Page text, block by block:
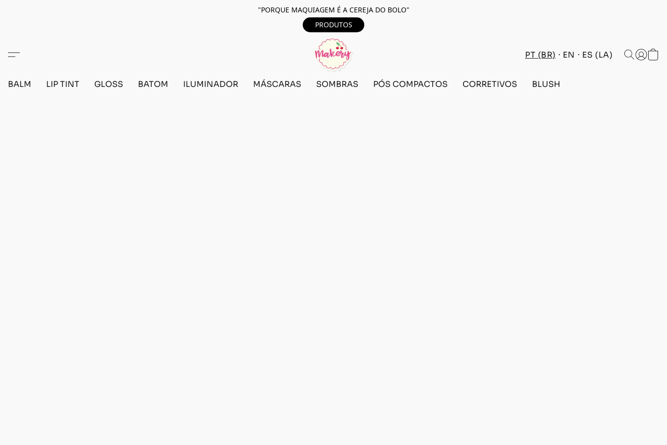
"PORQUE MAQUIAGEM É A CEREJA DO BOLO"
PRODUTOS
PT (BR) EN ES (LA)
BALM LIP TINT GLOSS BATOM ILUMINADOR MÁSCARAS SOMBRAS PÓS COMPACTOS CORRETIVOS BLUSH